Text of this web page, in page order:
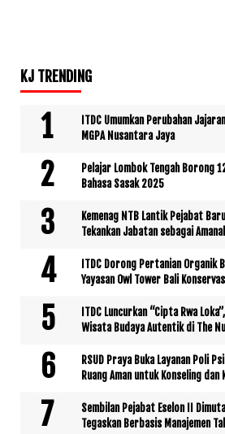
KJ TRENDING
ITDC Umumkan Perubahan
MGPA Nusantara Jaya
Pelajar Lombok Tengah Borong
Bahasa Sasak 2025
Kemenag NTB Lantik Pejabat
Tekankan Jabatan sebagai
ITDC Dorong Pertanian Organik
Yayasan Owl Tower Bali
ITDC Luncurkan “Cipta Rwa
Wisata Budaya Autentik di The
RSUD Praya Buka Layanan Poli
Ruang Aman untuk Konseling dan
Sembilan Pejabat Eselon II
Tegaskan Berbasis Manajemen